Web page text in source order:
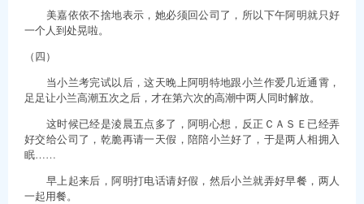
美嘉依依不捨地表示，她必须回公司了，所以下午阿明就只好
一个人到处晃啦。
（四）
当小兰考完试以后，这天晚上阿明特地跟小兰作爱几近通霄，
足足让小兰高潮五次之后，才在第六次的高潮中两人同时解放。
这时候已经是淩晨五点多了，阿明心想，反正ＣＡＳＥ已经弄
好交给公司了，乾脆再请一天假，陪陪小兰好了，于是两人相拥入
眠……
早上起来后，阿明打电话请好假，然后小兰就弄好早餐，两人
一起用餐。